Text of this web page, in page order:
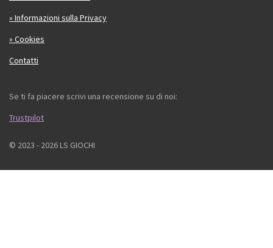
» Informazioni sulla Privacy
» Cookies
Contatti
Se ti fa piacere scrivi una recensione su di noi:
Trustpilot
© 2023 - 2026 LS GIOCHI